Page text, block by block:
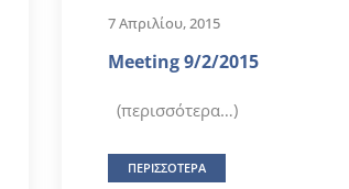
7 Απριλίου, 2015
Meeting 9/2/2015
(περισσότερα…)
ΠΕΡΙΣΣΟΤΕΡΑ